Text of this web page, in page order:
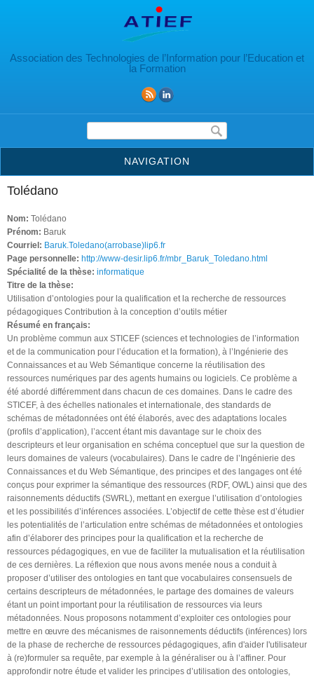
Association des Technologies de l’Information pour l’Education et
la Formation
Formulaire de recherche
NAVIGATION
Tolédano
Nom: Tolédano
Prénom: Baruk
Courriel: Baruk.Toledano(arrobase)lip6.fr
Page personnelle: http://www-desir.lip6.fr/mbr_Baruk_Toledano.html
Spécialité de la thèse: informatique
Titre de la thèse:
Utilisation d’ontologies pour la qualification et la recherche de ressources
pédagogiques Contribution à la conception d’outils métier
Résumé en français:
Un problème commun aux STICEF (sciences et technologies de l’information
et de la communication pour l’éducation et la formation), à l’Ingénierie des
Connaissances et au Web Sémantique concerne la réutilisation des
ressources numériques par des agents humains ou logiciels. Ce problème a
été abordé différemment dans chacun de ces domaines. Dans le cadre des
STICEF, à des échelles nationales et internationale, des standards de
schémas de métadonnées ont été élaborés, avec des adaptations locales
(profils d’application), l’accent étant mis davantage sur le choix des
descripteurs et leur organisation en schéma conceptuel que sur la question de
leurs domaines de valeurs (vocabulaires). Dans le cadre de l’Ingénierie des
Connaissances et du Web Sémantique, des principes et des langages ont été
conçus pour exprimer la sémantique des ressources (RDF, OWL) ainsi que des
raisonnements déductifs (SWRL), mettant en exergue l’utilisation d’ontologies
et les possibilités d’inférences associées. L’objectif de cette thèse est d’étudier
les potentialités de l’articulation entre schémas de métadonnées et ontologies
afin d’élaborer des principes pour la qualification et la recherche de
ressources pédagogiques, en vue de faciliter la mutualisation et la réutilisation
de ces dernières. La réflexion que nous avons menée nous a conduit à
proposer d’utiliser des ontologies en tant que vocabulaires consensuels de
certains descripteurs de métadonnées, le partage des domaines de valeurs
étant un point important pour la réutilisation de ressources via leurs
métadonnées. Nous proposons notamment d’exploiter ces ontologies pour
mettre en œuvre des mécanismes de raisonnements déductifs (inférences) lors
de la phase de recherche de ressources pédagogiques, afin d'aider l'utilisateur
à (re)formuler sa requête, par exemple à la généraliser ou à l’affiner. Pour
approfondir notre étude et valider les principes d’utilisation des ontologies,